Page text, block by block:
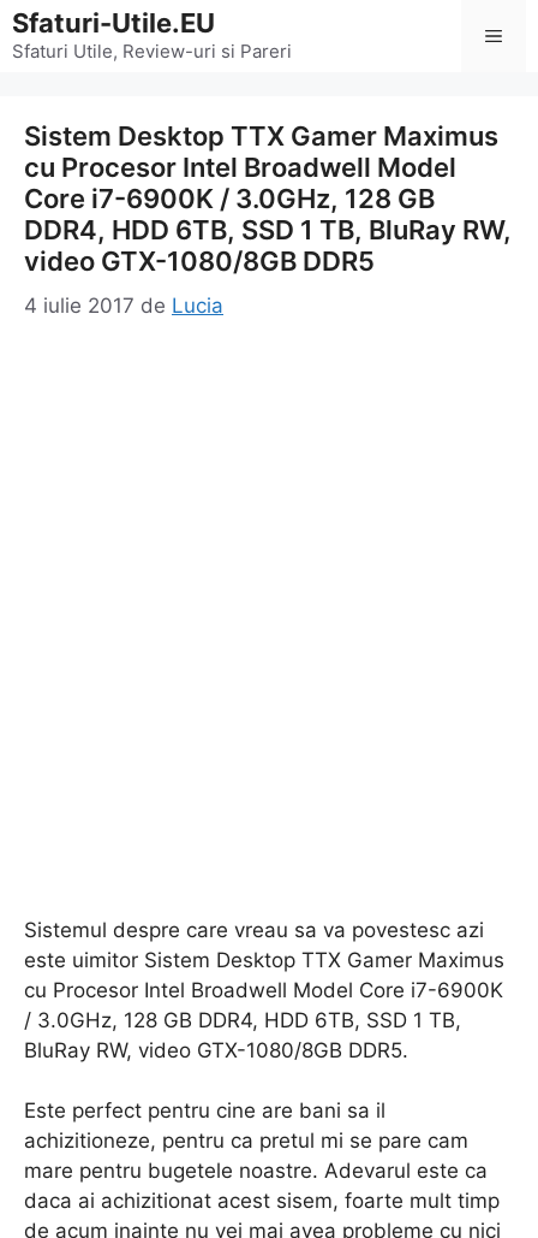
Sari
la
Sfaturi-Utile.EU
Sfaturi Utile, Review-uri si Pareri
Sistem Desktop TTX Gamer Maximus
cu Procesor Intel Broadwell Model
Core i7-6900K / 3.0GHz, 128 GB
DDR4, HDD 6TB, SSD 1 TB, BluRay RW,
video GTX-1080/8GB DDR5
4 iulie 2017 de Lucia
Sistemul despre care vreau sa va povestesc azi
este uimitor Sistem Desktop TTX Gamer Maximus
cu Procesor Intel Broadwell Model Core i7-6900K
/ 3.0GHz, 128 GB DDR4, HDD 6TB, SSD 1 TB,
BluRay RW, video GTX-1080/8GB DDR5.
Este perfect pentru cine are bani sa il
achizitioneze, pentru ca pretul mi se pare cam
mare pentru bugetele noastre. Adevarul este ca
daca ai achizitionat acest sisem, foarte mult timp
de acum inainte nu vei mai avea probleme cu nici